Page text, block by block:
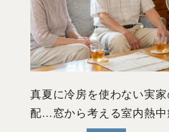
真夏に冷房を使わない実
配…窓から考える室内熱中